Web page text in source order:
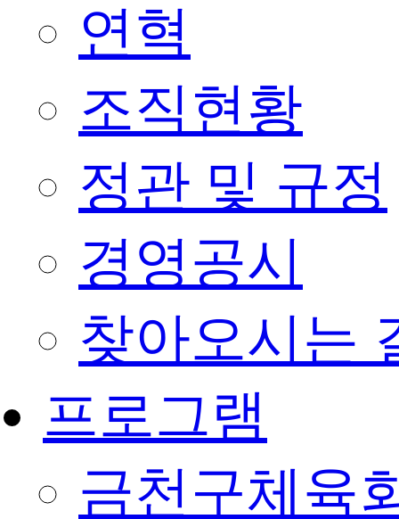
연혁
조직현황
정관 및 규정
경영공시
찾아오시는
프로그램
금천구체육